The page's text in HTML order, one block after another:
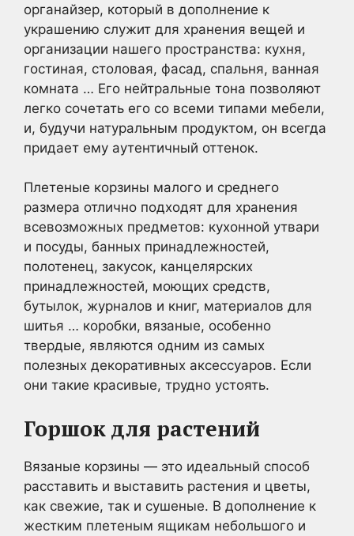
органайзер, который в дополнение к
украшению служит для хранения вещей и
организации нашего пространства: кухня,
гостиная, столовая, фасад, спальня, ванная
комната … Его нейтральные тона позволяют
легко сочетать его со всеми типами мебели,
и, будучи натуральным продуктом, он всегда
придает ему аутентичный оттенок.
Плетеные корзины малого и среднего
размера отлично подходят для хранения
всевозможных предметов: кухонной утвари
и посуды, банных принадлежностей,
полотенец, закусок, канцелярских
принадлежностей, моющих средств,
бутылок, журналов и книг, материалов для
шитья … коробки, вязаные, особенно
твердые, являются одним из самых
полезных декоративных аксессуаров. Если
они такие красивые, трудно устоять.
Горшок для растений
Вязаные корзины — это идеальный способ
расставить и выставить растения и цветы,
как свежие, так и сушеные. В дополнение к
жестким плетеным ящикам небольшого и